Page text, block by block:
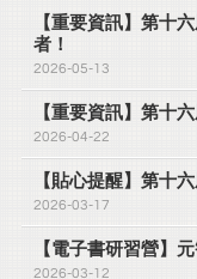
【重要資訊】第十
者！
2026-05-13
【重要資訊】第十
2026-04-22
【貼心提醒】第十
2026-03-17
【電子書研習營】
2026-03-12